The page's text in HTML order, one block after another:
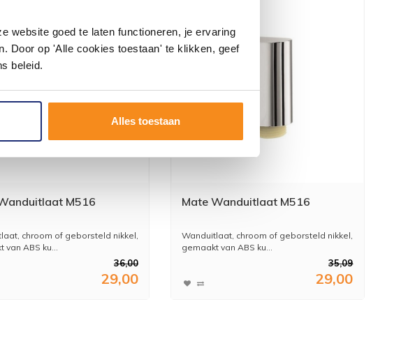
website goed te laten functioneren, je ervaring
Door op 'Alle cookies toestaan' te klikken, geef
beleid.
Alles toestaan
M516
chroom of geborsteld nikkel,
ABS ku...
36,00
29,00
Mate Wanduitlaat M516
Wanduitlaat, chroom of geborsteld nikkel,
gemaakt van ABS ku...
35,09
29,00